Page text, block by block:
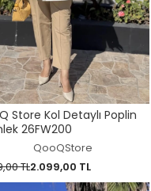
Store Kol Detaylı Poplin
26FW200
QooQStore
TL2.099,00 TL